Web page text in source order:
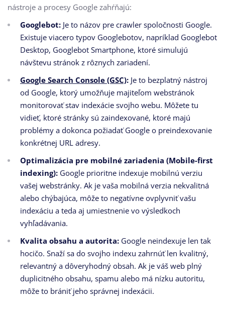
nástroje a procesy Google zahŕňajú:
Googlebot: Je to názov pre crawler spoločnosti Google.
Existuje viacero typov Googlebotov, napríklad Googlebot
Desktop, Googlebot Smartphone, ktoré simulujú
návštevu stránok z rôznych zariadení.
Google Search Console (GSC): Je to bezplatný nástroj
od Google, ktorý umožňuje majiteľom webstránok
monitorovať stav indexácie svojho webu. Môžete tu
vidieť, ktoré stránky sú zaindexované, ktoré majú
problémy a dokonca požiadať Google o preindexovanie
konkrétnej URL adresy.
Optimalizácia pre mobilné zariadenia (Mobile-first
indexing): Google prioritne indexuje mobilnú verziu
vašej webstránky. Ak je vaša mobilná verzia nekvalitná
alebo chýbajúca, môže to negatívne ovplyvniť vašu
indexáciu a teda aj umiestnenie vo výsledkoch
vyhľadávania.
Kvalita obsahu a autorita: Google neindexuje len tak
hocičo. Snaží sa do svojho indexu zahrnúť len kvalitný,
relevantný a dôveryhodný obsah. Ak je váš web plný
duplicitného obsahu, spamu alebo má nízku autoritu,
môže to brániť jeho správnej indexácii.